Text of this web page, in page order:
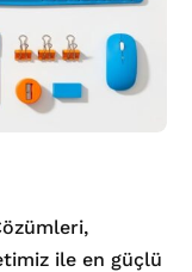
ile en güçlü